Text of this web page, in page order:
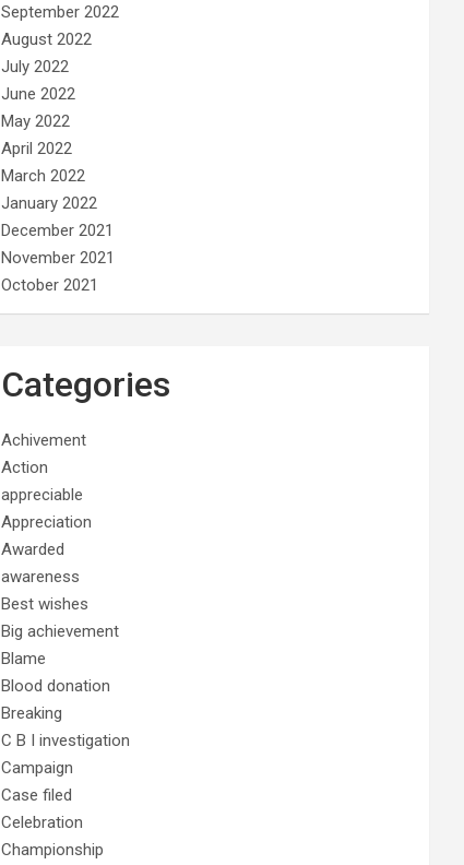
September 2022
August 2022
July 2022
June 2022
May 2022
April 2022
March 2022
January 2022
December 2021
November 2021
October 2021
Categories
Achivement
Action
appreciable
Appreciation
Awarded
awareness
Best wishes
Big achievement
Blame
Blood donation
Breaking
C B I investigation
Campaign
Case filed
Celebration
Championship